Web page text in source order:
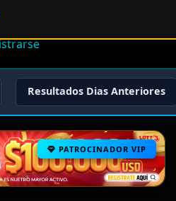
Resultados Dias Anteriores
PATROCINADOR VIP